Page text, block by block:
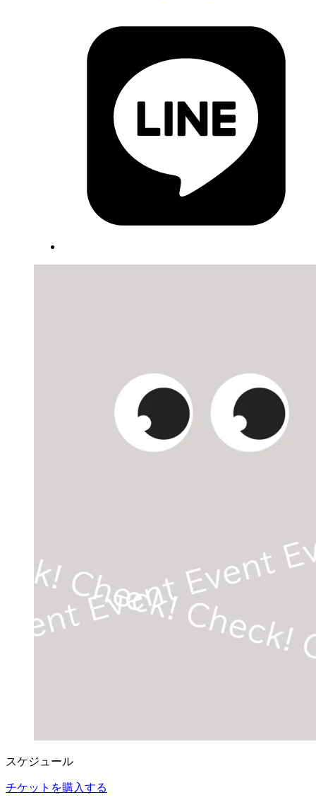
スケジュール
チケットを購入する